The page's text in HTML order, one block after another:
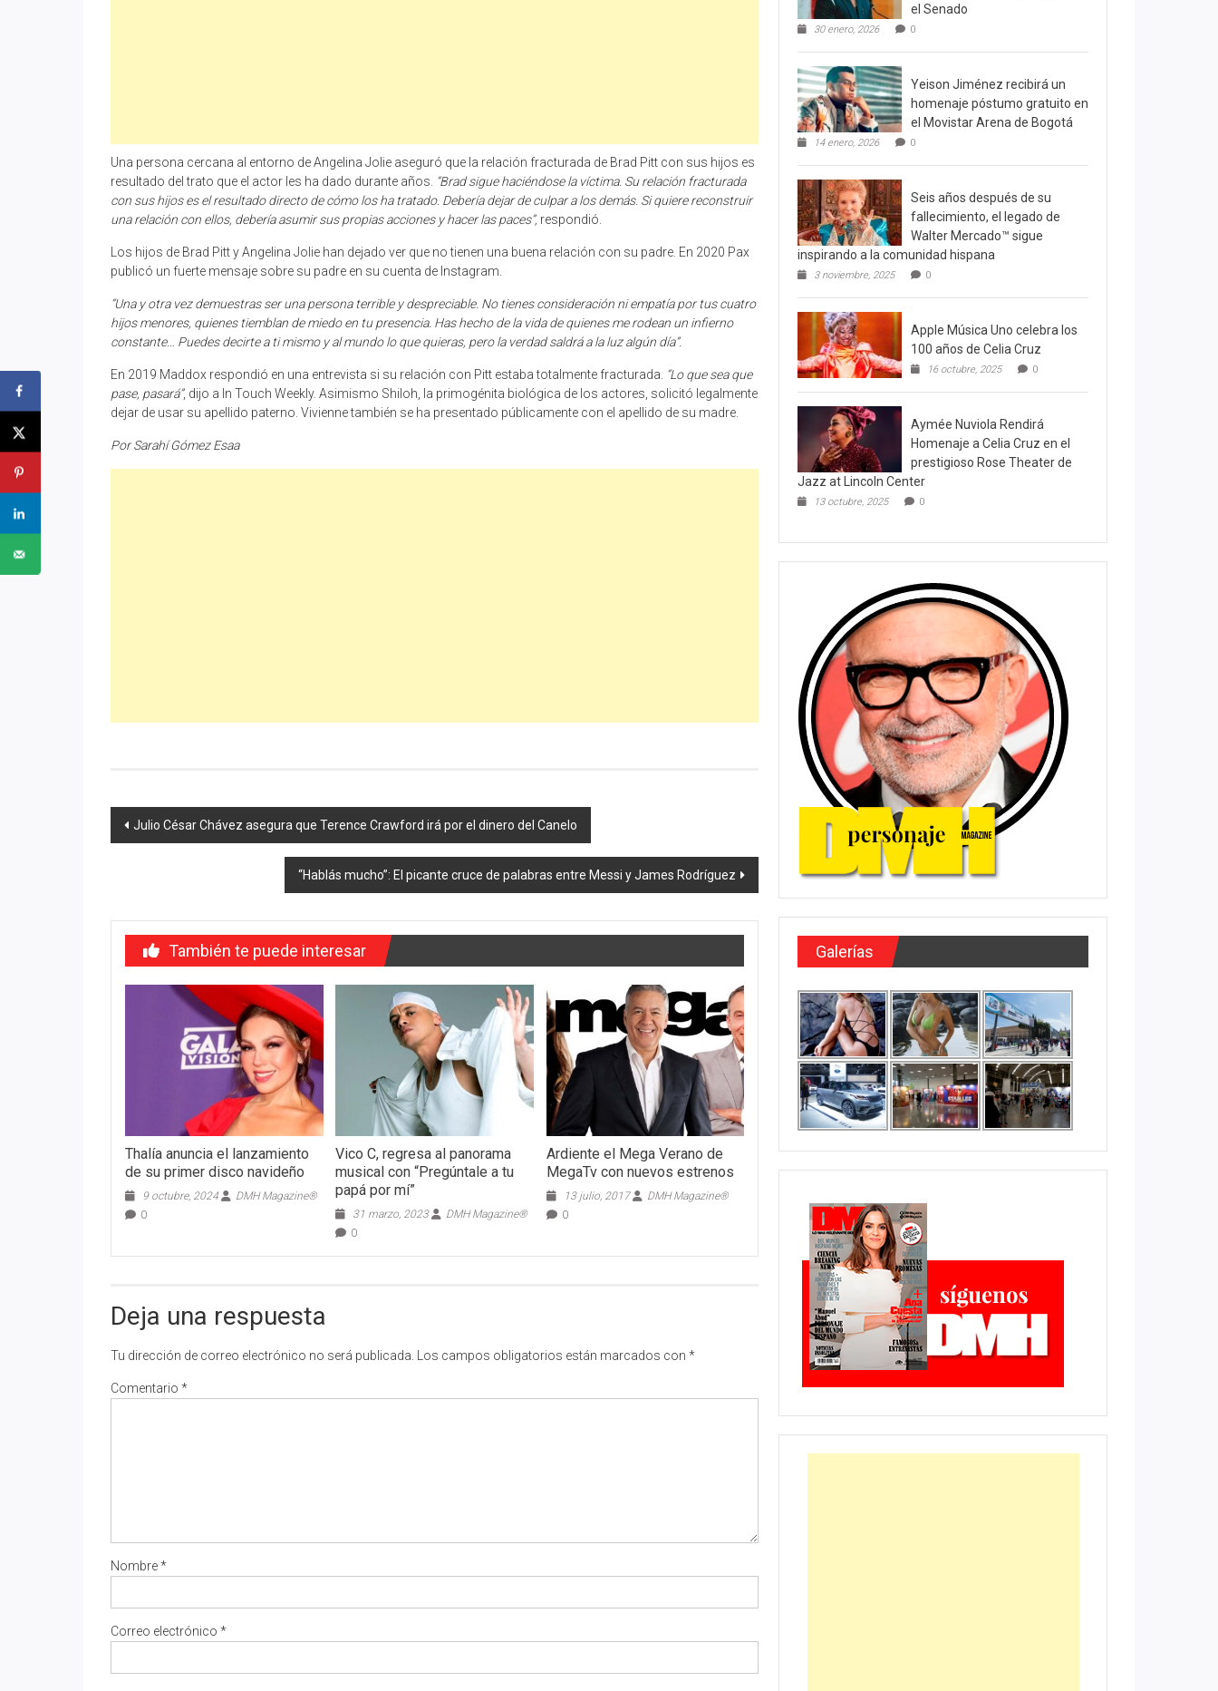
Una persona cercana al entorno de Angelina Jolie aseguró que la relación fracturada de Brad Pitt con sus hijos es
resultado del trato que el actor les ha dado durante años. “Brad sigue haciéndose la víctima. Su relación fracturada
con sus hijos es el resultado directo de cómo los ha tratado. Debería dejar de culpar a los demás. Si quiere reconstruir
una relación con ellos, debería asumir sus propias acciones y hacer las paces”, respondió.
Los hijos de Brad Pitt y Angelina Jolie han dejado ver que no tienen una buena relación con su padre. En 2020 Pax
publicó un fuerte mensaje sobre su padre en su cuenta de Instagram.
“Una y otra vez demuestras ser una persona terrible y despreciable. No tienes consideración ni empatía por tus cuatro
hijos menores, quienes tiemblan de miedo en tu presencia. Has hecho de la vida de quienes me rodean un infierno
constante… Puedes decirte a ti mismo y al mundo lo que quieras, pero la verdad saldrá a la luz algún día”.
En 2019 Maddox respondió en una entrevista si su relación con Pitt estaba totalmente fracturada. “Lo que sea que
pase, pasará”, dijo a In Touch Weekly. Asimismo Shiloh, la primogénita biológica de los actores, solicitó legalmente
dejar de usar su apellido paterno. Vivienne también se ha presentado públicamente con el apellido de su madre.
Por Sarahí Gómez Esaa
Navegación
Julio César Chávez asegura que Terence Crawford irá por el dinero del Canelo
“Hablás mucho”: El picante cruce de palabras entre Messi y James Rodríguez
También te puede interesar
Thalía anuncia el lanzamiento
de su primer disco navideño
9 octubre, 2024
DMH Magazine®
0
Vico C, regresa al panorama
musical con “Pregúntale a tu
papá por mí”
31 marzo, 2023
DMH Magazine®
0
Ardiente el Mega Verano de
MegaTv con nuevos estrenos
13 julio, 2017
DMH Magazine®
0
Deja una respuesta
Tu dirección de correo electrónico no será publicada. Los campos obligatorios están marcados con *
Comentario *
Nombre*
Correo electrónico *
el Senado
30 enero, 2026 0
Yeison Jiménez recibirá un
homenaje póstumo gratuito en
el Movistar Arena de Bogotá
14 enero, 2026 0
Seis años después de su
fallecimiento, el legado de
Walter Mercado™ sigue
inspirando a la comunidad hispana
3 noviembre, 2025 0
Apple Música Uno celebra los
100 años de Celia Cruz
16 octubre, 2025 0
Aymée Nuviola Rendirá
Homenaje a Celia Cruz en el
prestigioso Rose Theater de
Jazz at Lincoln Center
13 octubre, 2025 0
Galerías